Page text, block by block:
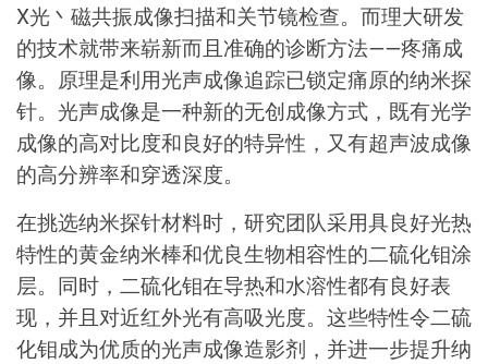
X光丶磁共振成像扫描和关节镜检查。而理大研发
的技术就带来崭新而且准确的诊断方法——疼痛成
像。原理是利用光声成像追踪已锁定痛原的纳米探
针。光声成像是一种新的无创成像方式，既有光学
成像的高对比度和良好的特异性，又有超声波成像
的高分辨率和穿透深度。
在挑选纳米探针材料时，研究团队采用具良好光热
特性的黄金纳米棒和优良生物相容性的二硫化钼涂
层。同时，二硫化钼在导热和水溶性都有良好表
现，并且对近红外光有高吸光度。这些特性令二硫
化钼成为优质的光声成像造影剂，并进一步提升纳